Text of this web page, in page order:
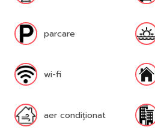
parcare
wi-fi
aer condiționat